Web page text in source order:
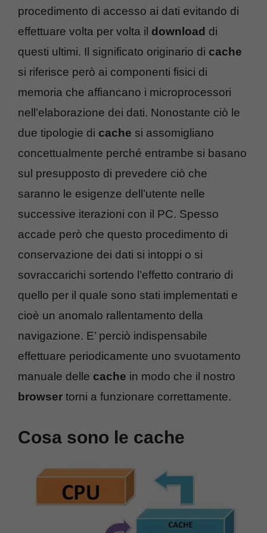
procedimento di accesso ai dati evitando di
effettuare volta per volta il download di
questi ultimi. Il significato originario di cache
si riferisce però ai componenti fisici di
memoria che affiancano i microprocessori
nell’elaborazione dei dati. Nonostante ciò le
due tipologie di cache si assomigliano
concettualmente perché entrambe si basano
sul presupposto di prevedere ciò che
saranno le esigenze dell’utente nelle
successive iterazioni con il PC. Spesso
accade però che questo procedimento di
conservazione dei dati si intoppi o si
sovraccarichi sortendo l’effetto contrario di
quello per il quale sono stati implementati e
cioè un anomalo rallentamento della
navigazione. E’ perciò indispensabile
effettuare periodicamente uno svuotamento
manuale delle cache in modo che il nostro
browser torni a funzionare correttamente.
Cosa sono le cache